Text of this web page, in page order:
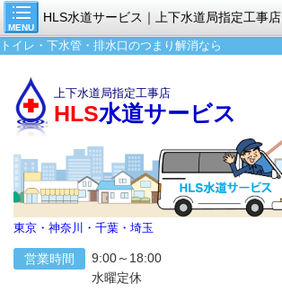
MENU
HLS水道サービス｜上下水道局指定工事店
トイレ・下水管・排水口のつまり解消なら
上下水道局指定工事店
HLS水道サービス
東京・神奈川・千葉・埼玉
営業時間
9:00～18:00
水曜定休